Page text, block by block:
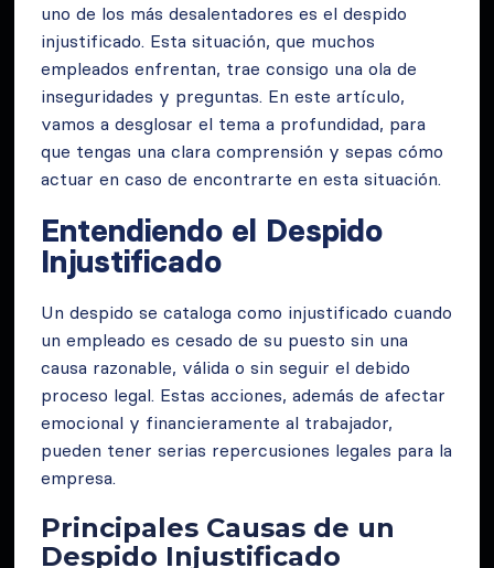
uno de los más desalentadores es el despido
injustificado. Esta situación, que muchos
empleados enfrentan, trae consigo una ola de
inseguridades y preguntas. En este artículo,
vamos a desglosar el tema a profundidad, para
que tengas una clara comprensión y sepas cómo
actuar en caso de encontrarte en esta situación.
Entendiendo el Despido
Injustificado
Un despido se cataloga como injustificado cuando
un empleado es cesado de su puesto sin una
causa razonable, válida o sin seguir el debido
proceso legal. Estas acciones, además de afectar
emocional y financieramente al trabajador,
pueden tener serias repercusiones legales para la
empresa.
Principales Causas de un
Despido Injustificado